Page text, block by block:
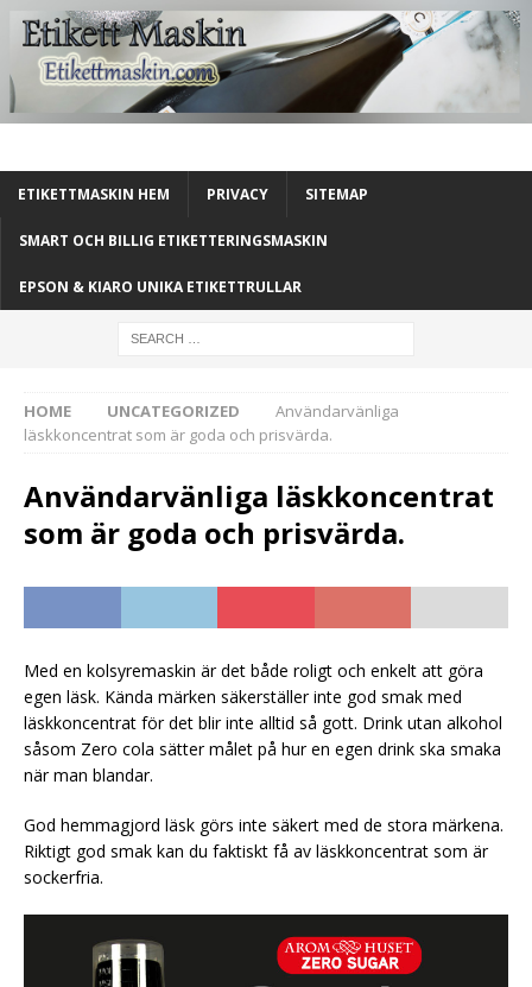
ETIKETTMASKIN HEM PRIVACY SITEMAP
SMART OCH BILLIG ETIKETTERINGSMASKIN
EPSON & KIARO UNIKA ETIKETTRULLAR
HOME UNCATEGORIZED
Användarvänliga
läskkoncentrat som är goda och prisvärda.
Användarvänliga läskkoncentrat
som är goda och prisvärda.
Med en kolsyremaskin är det både roligt och enkelt att göra
egen läsk. Kända märken säkerställer inte god smak med
läskkoncentrat för det blir inte alltid så gott. Drink utan alkohol
såsom Zero cola sätter målet på hur en egen drink ska smaka
när man blandar.
God hemmagjord läsk görs inte säkert med de stora märkena.
Riktigt god smak kan du faktiskt få av läskkoncentrat som är
sockerfria.